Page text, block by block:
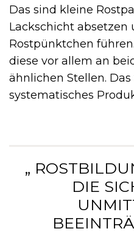
Das sind kleine
Lackschicht absetzen
Rostpünktchen
diese vor allem an
ähnlichen Stellen.
systematisches
„
DIE